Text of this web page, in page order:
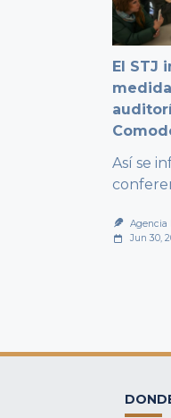
El STJ
Así se
Agencia
Jun 30,